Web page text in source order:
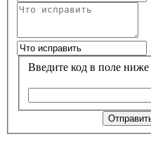
Введите код в поле ниже